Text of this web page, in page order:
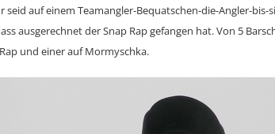
seid auf einem Teamangler-Bequatschen-die-Angler-bis-
ausgerechnet der Snap Rap gefangen hat. Von 5
und einer auf Mormyschka.